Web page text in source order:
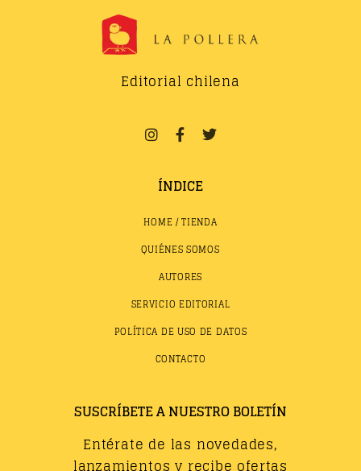
Editorial chilena
ÍNDICE
HOME / TIENDA
QUIÉNES SOMOS
AUTORES
SERVICIO EDITORIAL
POLÍTICA DE USO DE DATOS
CONTACTO
SUSCRÍBETE A NUESTRO BOLETÍN
Entérate de las novedades,
lanzamientos y recibe ofertas